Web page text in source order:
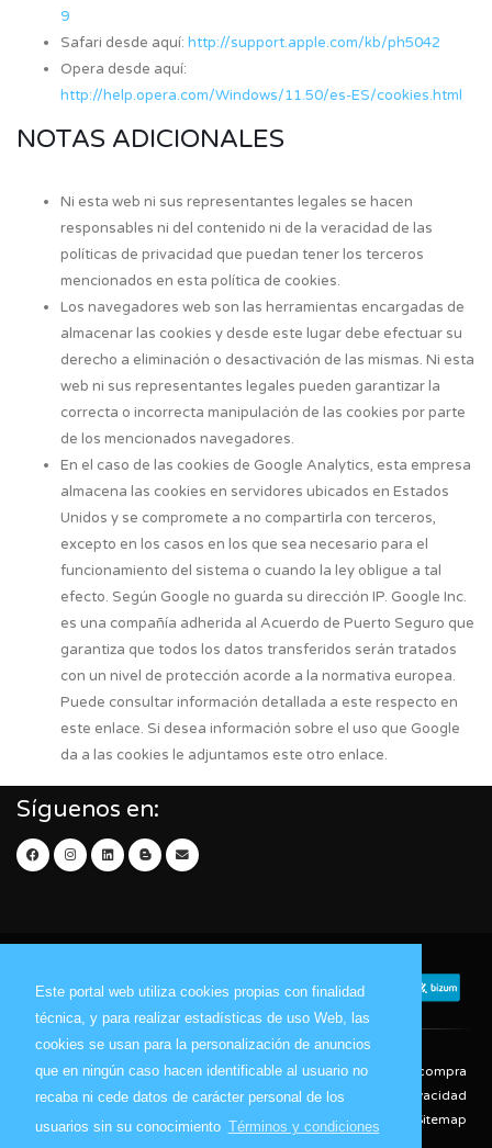
Este portal web utiliza cookies propias con finalidad
técnica, y para realizar estadísticas de uso Web, las
cookies se usan para la personalización de anuncios
que en ningún caso hacen identificable al usuario no
recaba ni cede datos de carácter personal de los
usuarios sin su conocimiento Términos y condiciones
9
Safari desde aquí: http://support.apple.com/kb/ph5042
Opera desde aquí:
http://help.opera.com/Windows/11.50/es-ES/cookies.html
NOTAS ADICIONALES
Ni esta web ni sus representantes legales se hacen
responsables ni del contenido ni de la veracidad de las
políticas de privacidad que puedan tener los terceros
mencionados en esta política de cookies.
Los navegadores web son las herramientas encargadas de
almacenar las cookies y desde este lugar debe efectuar su
derecho a eliminación o desactivación de las mismas. Ni esta
web ni sus representantes legales pueden garantizar la
correcta o incorrecta manipulación de las cookies por parte
de los mencionados navegadores.
En el caso de las cookies de Google Analytics, esta empresa
almacena las cookies en servidores ubicados en Estados
Unidos y se compromete a no compartirla con terceros,
excepto en los casos en los que sea necesario para el
funcionamiento del sistema o cuando la ley obligue a tal
efecto. Según Google no guarda su dirección IP. Google Inc.
es una compañía adherida al Acuerdo de Puerto Seguro que
garantiza que todos los datos transferidos serán tratados
con un nivel de protección acorde a la normativa europea.
Puede consultar información detallada a este respecto en
este enlace. Si desea información sobre el uso que Google
da a las cookies le adjuntamos este otro enlace.
Síguenos en:
Contacto Aviso Legal
Condiciones de compra
Política de envíos
Política de devolución
Política de Privacidad
Política de Cookies
Sitemap